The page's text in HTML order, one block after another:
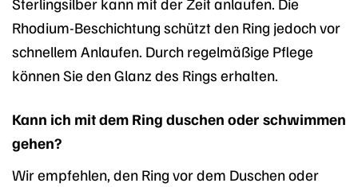
Rhodium-Beschichtung schützt den Ring jedoch vor
schnellem Anlaufen. Durch regelmäßige Pflege
können Sie den Glanz des Rings erhalten.
Kann ich mit dem Ring duschen oder schwimmen
gehen?
Wir empfehlen, den Ring vor dem Duschen oder